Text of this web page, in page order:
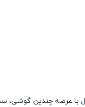
سال با عرضه چندین